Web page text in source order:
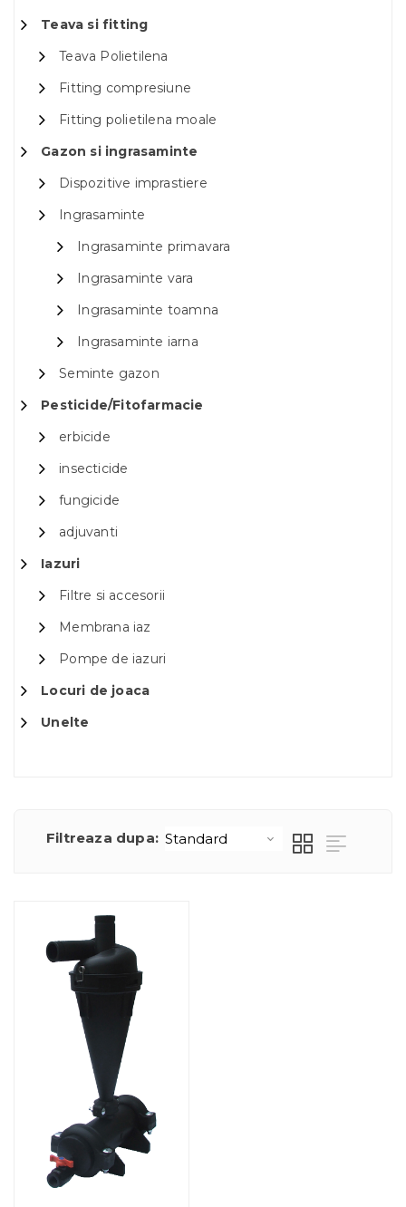
Teava si fitting
Teava Polietilena
Fitting compresiune
Fitting polietilena moale
Gazon si ingrasaminte
Dispozitive imprastiere
Ingrasaminte
Ingrasaminte primavara
Ingrasaminte vara
Ingrasaminte toamna
Ingrasaminte iarna
Seminte gazon
Pesticide/Fitofarmacie
erbicide
insecticide
fungicide
adjuvanti
Iazuri
Filtre si accesorii
Membrana iaz
Pompe de iazuri
Locuri de joaca
Unelte
Filtreaza dupa: